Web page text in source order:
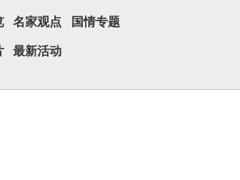
名家观点 国情专题
最新活动